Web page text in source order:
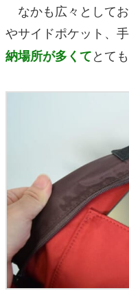
なかも広々として
やサイドポケット、
納場所が多くてとて